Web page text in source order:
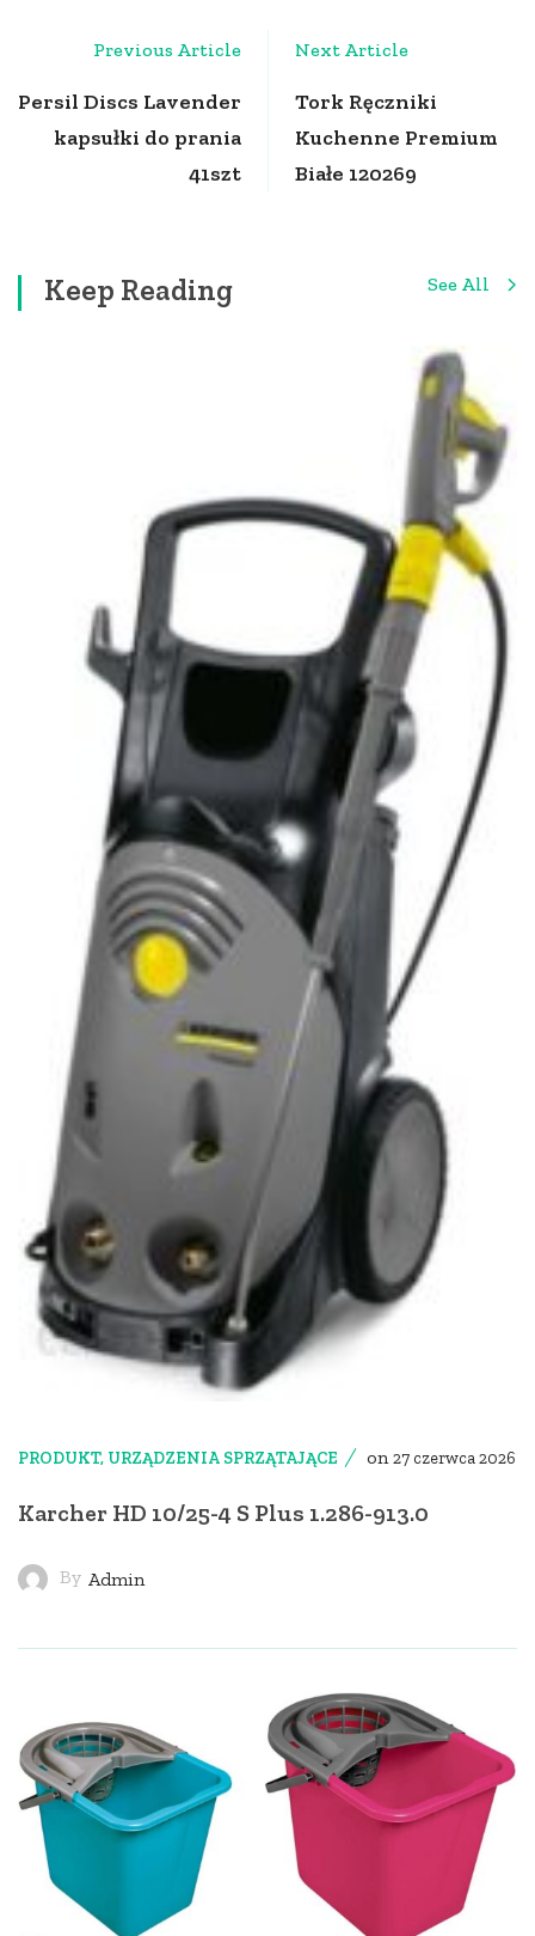
Previous Article
Persil Discs Lavender
kapsułki do prania
41szt
Next Article
Tork Ręczniki
Kuchenne Premium
Białe 120269
Keep Reading See All
PRODUKT, URZĄDZENIA SPRZĄTAJĄCE on27 czerwca 2026
Karcher HD 10/25-4 S Plus 1.286-913.0
By Admin